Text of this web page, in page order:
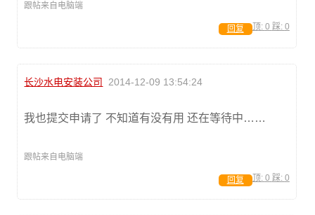
跟帖来自电脑端
顶: 0 踩: 0
回复
长沙水电安装公司 2014-12-09 13:54:24
我也提交申请了 不知道有没有用 还在等待中……
跟帖来自电脑端
顶: 0 踩: 0
回复